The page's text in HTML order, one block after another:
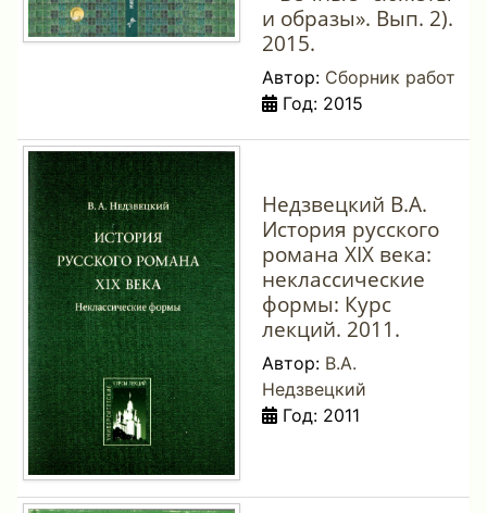
и образы». Вып. 2).
2015.
Автор: Сборник работ
Год: 2015
Недзвецкий В.А.
История русского
романа XIX века:
неклассические
формы: Курс
лекций. 2011.
Автор: В.А.
Недзвецкий
Год: 2011